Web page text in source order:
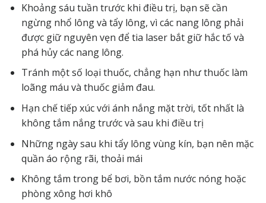
Khoảng sáu tuần trước khi điều trị, bạn sẽ cần
ngừng nhổ lông và tẩy lông, vì các nang lông phải
được giữ nguyên vẹn để tia laser bắt giữ hắc tố và
phá hủy các nang lông.
Tránh một số loại thuốc, chẳng hạn như thuốc làm
loãng máu và thuốc giảm đau.
Hạn chế tiếp xúc với ánh nắng mặt trời, tốt nhất là
không tắm nắng trước và sau khi điều trị
Những ngày sau khi tẩy lông vùng kín, bạn nên mặc
quần áo rộng rãi, thoải mái
Không tắm trong bể bơi, bồn tắm nước nóng hoặc
phòng xông hơi khô